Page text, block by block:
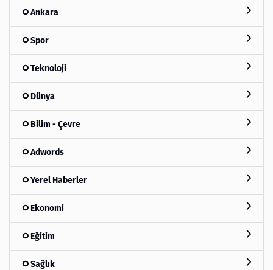
Ankara
Spor
Teknoloji
Dünya
Bilim - Çevre
Adwords
Yerel Haberler
Ekonomi
Eğitim
Sağlık